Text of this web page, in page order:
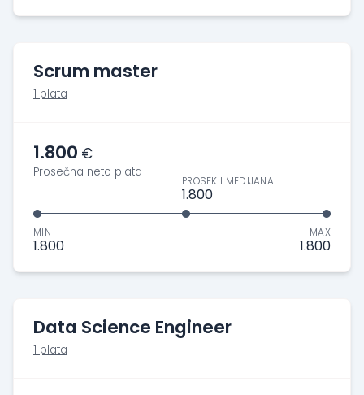
Scrum master
1 plata
1.800 €
Prosečna neto plata
MIN
1.800
PROSEK I MEDIJANA
1.800
MAX
1.800
Data Science Engineer
1 plata